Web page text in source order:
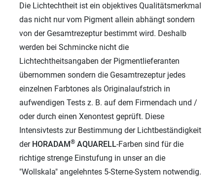
Die Lichtechtheit ist ein objektives Qualitätsmerkmal
das nicht nur vom Pigment allein abhängt sondern
von der Gesamtrezeptur bestimmt wird. Deshalb
werden bei Schmincke nicht die
Lichtechtheitsangaben der Pigmentlieferanten
übernommen sondern die Gesamtrezeptur jedes
einzelnen Farbtones als Originalaufstrich in
aufwendigen Tests z. B. auf dem Firmendach und /
oder durch einen Xenontest geprüft. Diese
Intensivtests zur Bestimmung der Lichtbeständigkeit
der HORADAM® AQUARELL-Farben sind für die
richtige strenge Einstufung in unser an die
"Wollskala" angelehntes 5-Sterne-System notwendig.